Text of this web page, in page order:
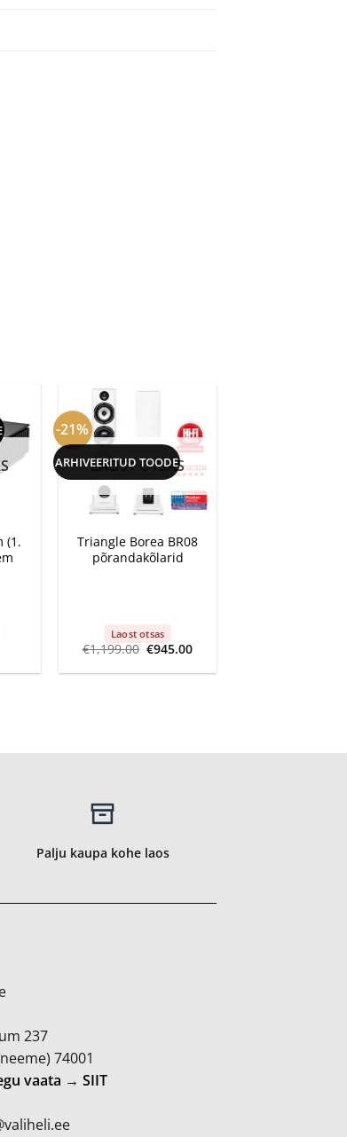
(1.
-21%
ARHIVEERITUD TOODE
LAOST OTSAS
Triangle Borea BR08
põrandakõlarid
Laost otsas
€1,199.00 Algne
oli:
€945.00Current
is:
Palju kaupa kohe laos
237
74001
vaata → SIIT